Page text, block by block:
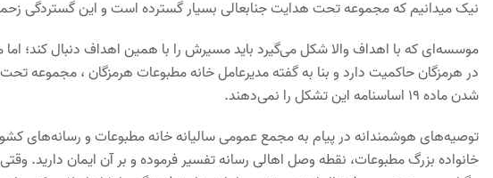
نیک میدانیم که مجموعه تحت هدایت جنابعالی بسیار گسترده است و این گستردگی
موسسه‌ای که با اهداف والا شکل می‌گیرد باید مسیرش را با همین اهداف دنبال کند؛
در هرمزگان حاکمیت دارد و بنا به گفته مدیرعامل خانه مطبوعات هرمزگان ، مجموعه
شدن ماده 19 اساسنامه این تشکل را نمی‌دهند.
توصیه‌های هوشمندانه در پیام به مجمع عمومی سالیانه خانه مطبوعات و رسانه‌های
خانواده بزرگ مطبوعات، نقطه وصل اهالی رسانه تفسیر فرموده و بر آن ایمان دارید.